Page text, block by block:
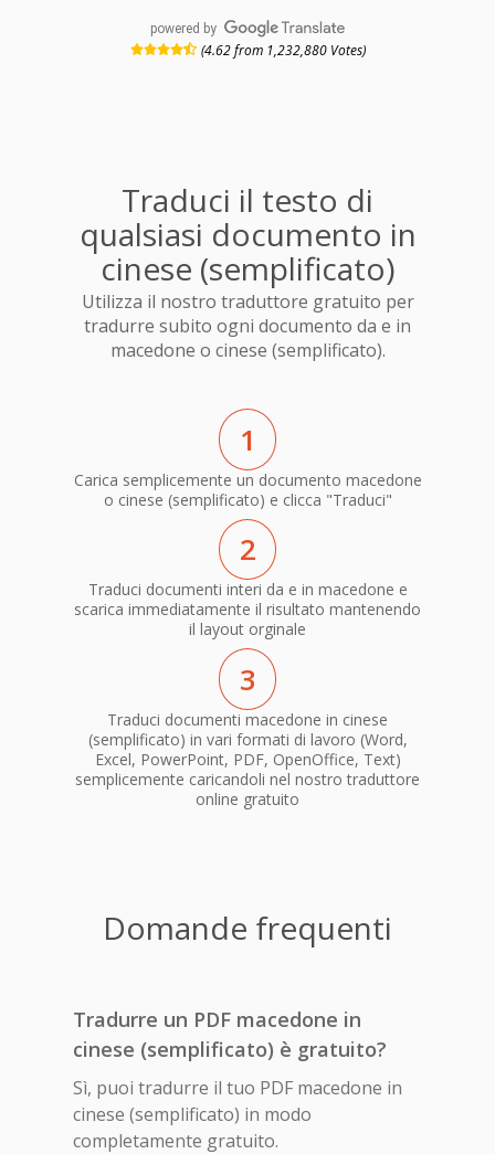
powered by
(4.62 from 1,232,880 Votes)
Traduci il testo di
qualsiasi documento in
cinese (semplificato)
Utilizza il nostro traduttore gratuito per
tradurre subito ogni documento da e in
macedone o cinese (semplificato).
1
Carica semplicemente un documento macedone
o cinese (semplificato) e clicca "Traduci"
2
Traduci documenti interi da e in macedone e
scarica immediatamente il risultato mantenendo
il layout orginale
3
Traduci documenti macedone in cinese
(semplificato) in vari formati di lavoro (Word,
Excel, PowerPoint, PDF, OpenOffice, Text)
semplicemente caricandoli nel nostro traduttore
online gratuito
Domande frequenti
Tradurre un PDF macedone in
cinese (semplificato) è gratuito?
Sì, puoi tradurre il tuo PDF macedone in
cinese (semplificato) in modo
completamente gratuito.